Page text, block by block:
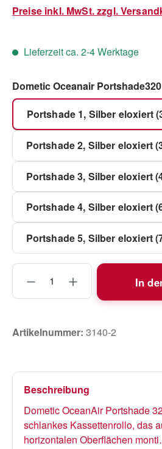
Preise inkl. MwSt. zzgl.
Lieferzeit ca. 2-4 Werktage
Dometic Oceanair Portshade320
Portshade 1, Silber eloxiert
Portshade 2, Silber eloxiert
Portshade 3, Silber eloxiert
Portshade 4, Silber eloxiert
Portshade 5, Silber eloxiert
Produkt Anzahl: Gib
In
Artikelnummer: 3140-2
Beschreibung
Dometic OceanAir Portshade
schlankes Kassettenrollo, das
horizontalen Oberflächen